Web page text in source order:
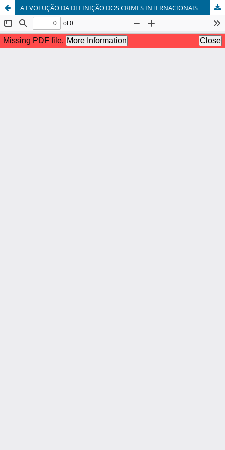
A EVOLUÇÃO DA DEFINIÇÃO DOS CRIMES INTERNACIONAIS